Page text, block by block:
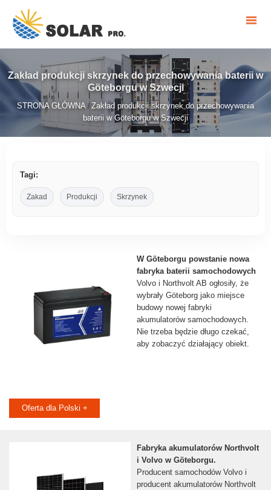
Zakład produkcji skrzynek do przechowywania baterii w
Göteborgu w Szwecji
STRONA GŁÓWNA / Zakład produkcji skrzynek do przechowywania
baterii w Göteborgu w Szwecji
Tagi:
Zakad Produkcji Skrzynek
W Göteborgu powstanie nowa
fabryka baterii samochodowych
Volvo i Northvolt AB ogłosiły, że
wybrały Göteborg jako miejsce
budowy nowej fabryki
akumulatorów samochodowych.
Nie trzeba będzie długo czekać,
aby zobaczyć działający obiekt.
Oferta dla Polski +
Fabryka akumulatorów Northvolt
i Volvo w Göteborgu.
Producent samochodów Volvo i
producent akumulatorów Northvolt